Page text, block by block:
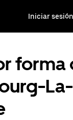
Iniciar sesión
forma